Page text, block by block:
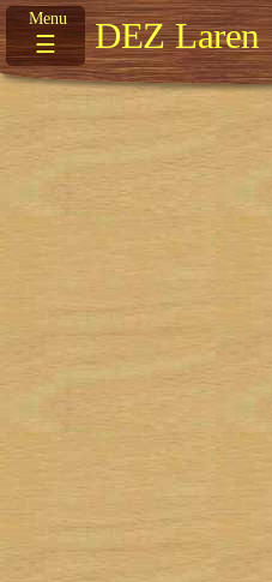
☰ DEZ Laren